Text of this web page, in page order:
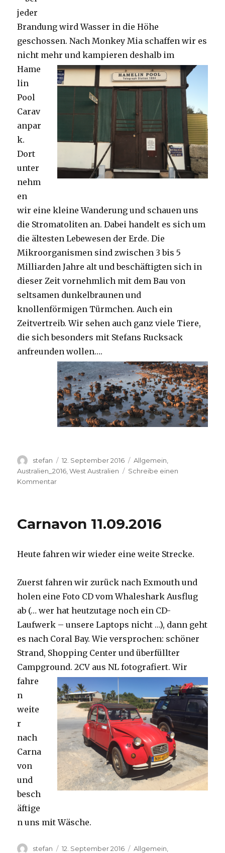
jeder
Brandung wird Wasser in die Höhe
geschossen. Nach Monkey Mia schaffen wir es
nicht mehr und kampieren deshalb im
Hame
lin
Pool
Carav
anpar
k.
Dort
unter
nehm
en
wir eine kleine Wanderung und schauen uns
die Stromatoliten an. Dabei handelt es sich um
die ältesten Lebewesen der Erde. Die
Mikroorganismen sind zwischen 3 bis 5
Milliarden Jahre alt und beschäftigten sich in
dieser Zeit vornehmlich mit dem Bau von
seltsamen dunkelbraunen und
knollenförmigen Türmchen. Auch ein
Zeitvertreib. Wir sehen auch ganz viele Tiere,
die sich besonders mit Stefans Rucksack
anfreunden wollen….
Autor
stefan
Veröffentlicht
am
12. September 2016 Kategorien
Allgemein
Australien_2016 ,West Australien
Schreibe einen
Kommentarzu
Carnavon 11.09.2016
Heute fahren wir wieder eine weite Strecke.
Zuerst fahren wir zurück nach Exmouth und
holen eine Foto CD vom Whaleshark Ausflug
ab (… wer hat heutzutage noch ein CD-
Laufwerk – unsere Laptops nicht …), dann geht
es nach Coral Bay. Wie versprochen: schöner
Strand, Shopping Center und überfüllter
Campground.2CV aus NL fotografiert. Wir
fahre
n
weite
r
nach
Carna
von
und
besch
äftige
n uns mit Wäsche.
Autor
stefan
Veröffentlicht
12. September 2016 Kategorien
Allgemein